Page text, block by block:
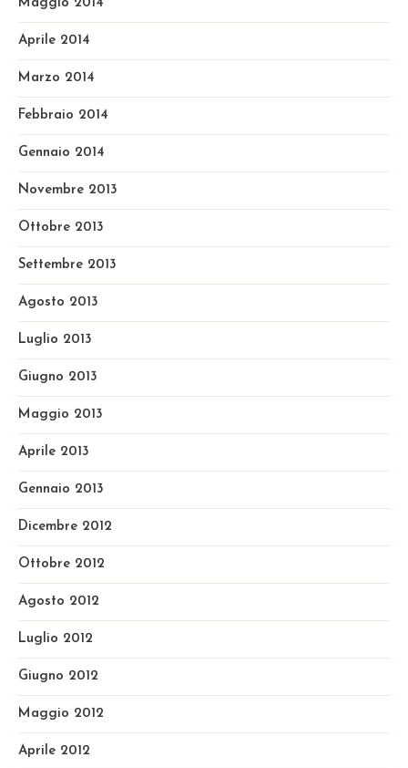
Maggio 2014
Aprile 2014
Marzo 2014
Febbraio 2014
Gennaio 2014
Novembre 2013
Ottobre 2013
Settembre 2013
Agosto 2013
Luglio 2013
Giugno 2013
Maggio 2013
Aprile 2013
Gennaio 2013
Dicembre 2012
Ottobre 2012
Agosto 2012
Luglio 2012
Giugno 2012
Maggio 2012
Aprile 2012